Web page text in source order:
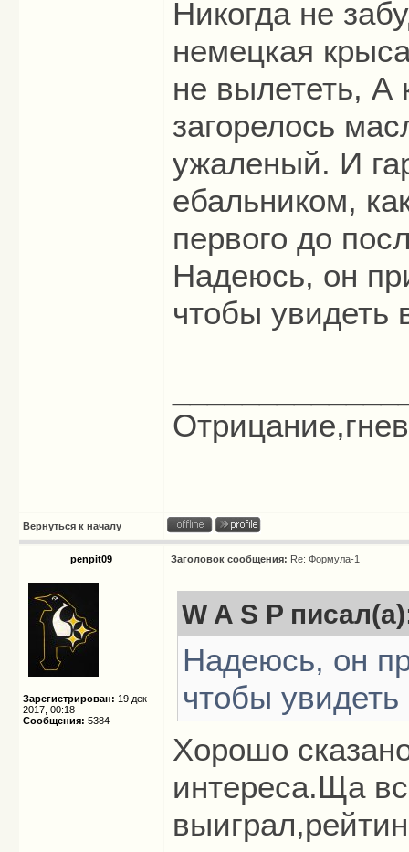
Никогда не
немецкая
не вылететь, А
загорелось
ужаленый. И
ебальником,
первого до
Надеюсь, он
чтобы увидеть
Вернуться к началу
penpit09 Заголовок сообщения: Re: Формула-1
Зарегистрирован: 19 дек
2017, 00:18
Сообщения: 5384
W A S P
Надеюсь, он
чтобы
Хорошо
интереса.Ща